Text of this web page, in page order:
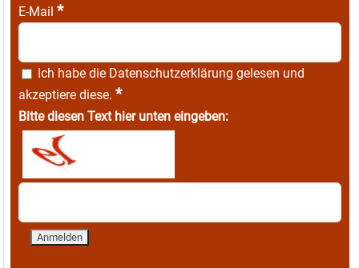
E-Mail *
Ich habe die Datenschutzerklärung gelesen und
akzeptiere diese. *
Bitte diesen Text hier unten eingeben: